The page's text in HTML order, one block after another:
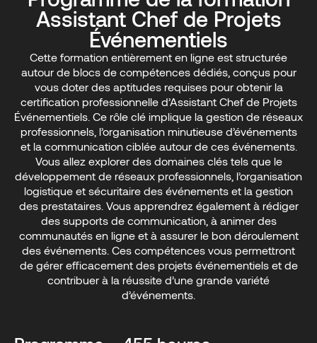
Assistant Chef de Projets
Événementiels
Cette formation entièrement en ligne est structurée
autour de blocs de compétences dédiés, conçus pour
vous doter des aptitudes requises pour obtenir la
certification professionnelle d’Assistant Chef de Projets
Événementiels. Ce rôle clé implique la gestion de réseaux
professionnels, l’organisation minutieuse d’événements
et la communication ciblée autour de ces événements.
Vous allez explorer des domaines clés tels que le
développement de réseaux professionnels, l’organisation
logistique et sécuritaire des événements et la gestion
des prestataires. Vous apprendrez également à rédiger
des supports de communication, à animer des
communautés en ligne et à assurer le bon déroulement
des événements. Ces compétences vous permettront
de gérer efficacement des projets événementiels et de
contribuer à la réussite d’une grande variété
d’événements.